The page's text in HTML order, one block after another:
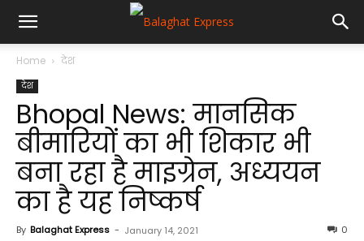
Home देश
देश
Bhopal News: मानसिक
बीमारियों का भी शिकार भी
बना रहा है माइग्रेन, अध्ययन
का है यह निष्कर्ष
By Balaghat Express - January 14, 2021 0